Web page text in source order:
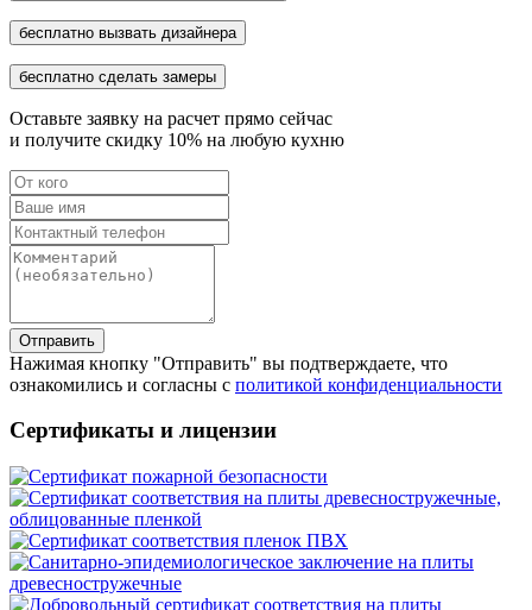
бесплатно вызвать дизайнера
бесплатно сделать замеры
Оставьте заявку на расчет прямо сейчас
и получите скидку 10% на любую кухню
Отправить
Нажимая кнопку "Отправить" вы подтверждаете, что
ознакомились и согласны с политикой конфиденциальности
Сертификаты и лицензии